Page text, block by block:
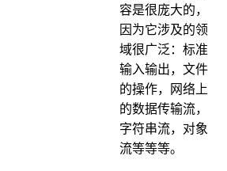
16. Java中流类的超类主要有那些？
容是很庞大的，
因为它涉及的领
域很广泛：标准
输入输出，文件
的操作，网络上
的数据传输流，
字符串流，对象
流等等等。